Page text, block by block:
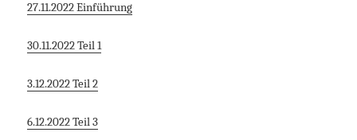
27.11.2022 Einführung
30.11.2022 Teil 1
3.12.2022 Teil 2
6.12.2022 Teil 3